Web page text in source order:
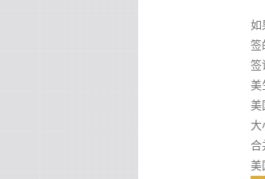
如
签
签
美
美
大
合
美